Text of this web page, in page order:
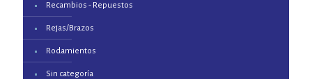
Recambios - Repuestos
Rejas/Brazos
Rodamientos
Sin categoría